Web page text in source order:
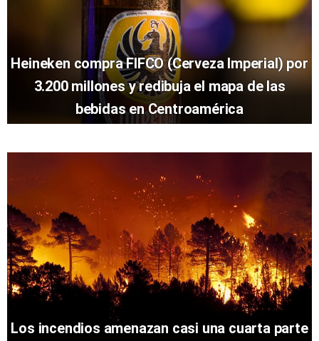
Heineken compra FIFCO (Cerveza Imperial) por
3.200 millones y redibuja el mapa de las
bebidas en Centroamérica
Los incendios amenazan casi una cuarta parte